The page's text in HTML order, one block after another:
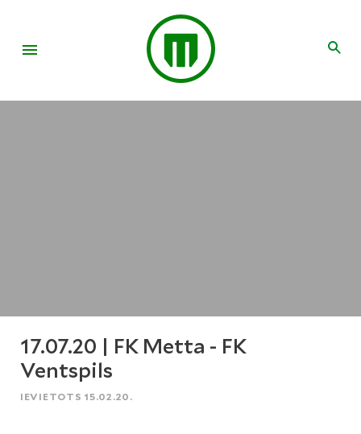
17.07.20 | FK Metta - FK
Ventspils
IEVIETOTS 15.02.20.